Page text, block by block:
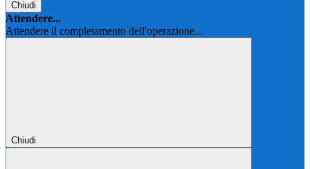
Chiudi
Attendere...
Attendere il completamento dell'operazione...
Chiudi